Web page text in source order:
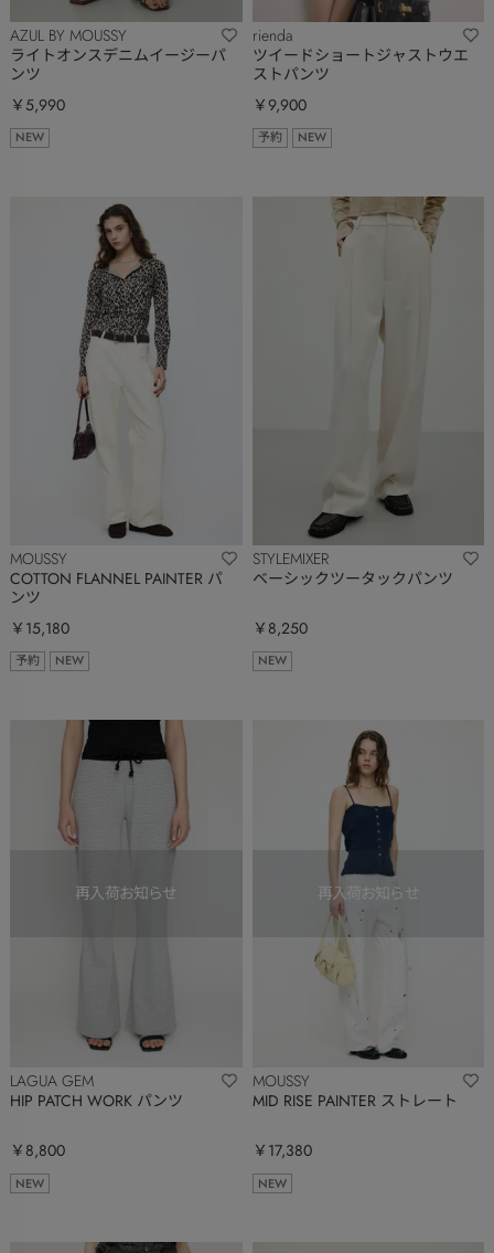
AZUL BY MOUSSY
ライトオンスデニムイージーパ
ンツ
￥5,990
NEW
rienda
ツイードショートジャストウエ
ストパンツ
￥9,900
予約 NEW
MOUSSY
COTTON FLANNEL PAINTER パ
ンツ
￥15,180
予約 NEW
STYLEMIXER
ベーシックツータックパンツ
￥8,250
NEW
LAGUA GEM
HIP PATCH WORK パンツ
￥8,800
NEW
MOUSSY
MID RISE PAINTER ストレート
￥17,380
NEW